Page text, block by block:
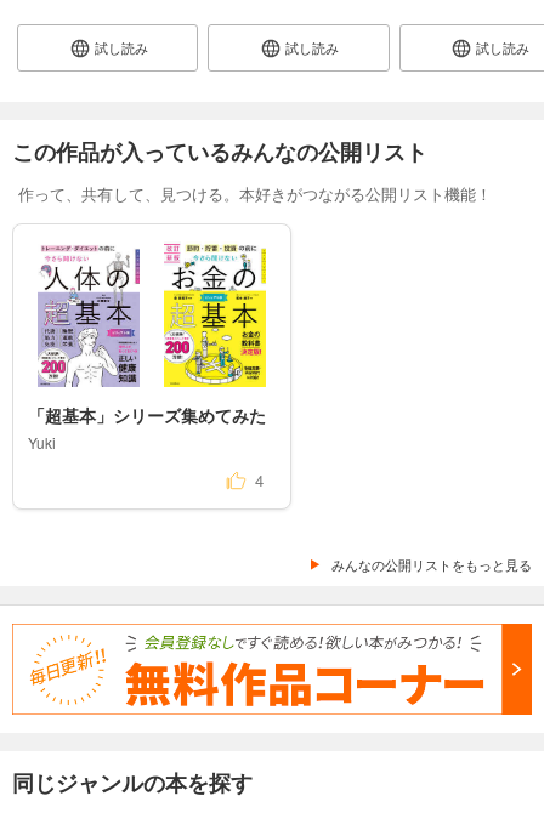
試し読み 試し読み 試し読み
この作品が入っているみんなの公開リスト
作って、共有して、見つける。本好きがつながる公開リスト機能！
「超基本」シリーズ集めてみた
Yuki
4
みんなの公開リストをもっと見る
同じジャンルの本を探す